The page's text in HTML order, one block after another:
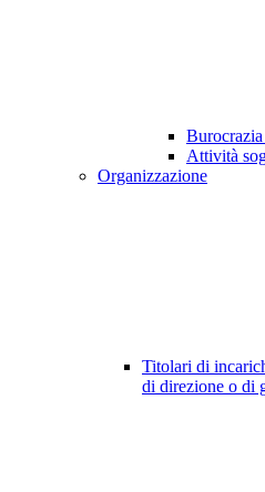
Attività
Organizzazione
Titolari di
di direzione o di